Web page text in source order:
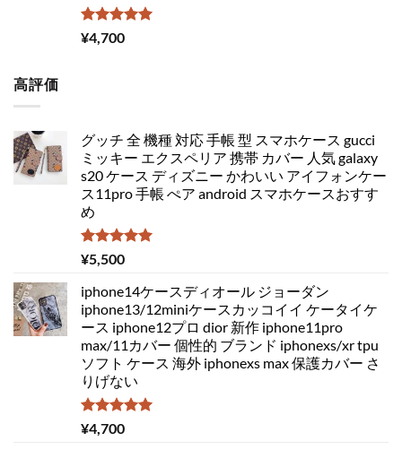
5段階中
5.00
¥4,700
高評価
グッチ 全 機種 対応 手帳 型 スマホケース gucci
ミッキー エクスペリア 携帯 カバー 人気 galaxy
s20 ケース ディズニー かわいい アイフォンケー
ス11pro 手帳 ぺア android スマホケースおすす
め
5段階中
5.00
¥5,500
iphone14ケースディオール ジョーダン
iphone13/12miniケースカッコイイ ケータイケ
ース iphone12プロ dior 新作 iphone11pro
max/11カバー 個性的 ブランド iphonexs/xr tpu
ソフト ケース 海外 iphonexs max 保護カバー さ
りげない
5段階中
5.00
¥4,700